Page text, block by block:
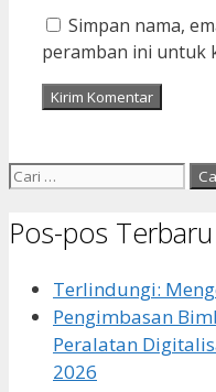
Simpan nama,
peramban ini untuk
Cari
Pos-pos Terbaru
Terlindungi:
Pengimbasan
Peralatan
2026